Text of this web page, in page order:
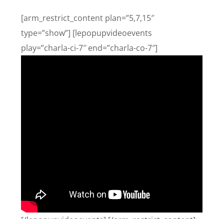
[arm_restrict_content plan=”5,7,15″
type=”show”] [lepopupvideoevents
play=”charla-ci-7″ end=”charla-co-7″]